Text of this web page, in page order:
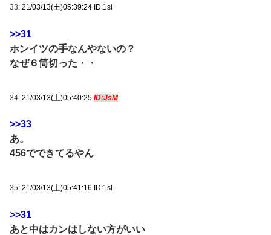
33: 21/03/13(土)05:39:24 ID:1sl
>>31
ホンイツの手なんやないの？
なぜ６筒切った・・
34: 21/03/13(土)05:40:25 ID:JsM
>>33
あ。
456でできてるやん
35: 21/03/13(土)05:41:16 ID:1sl
>>31
あと中はカンはしない方がいい